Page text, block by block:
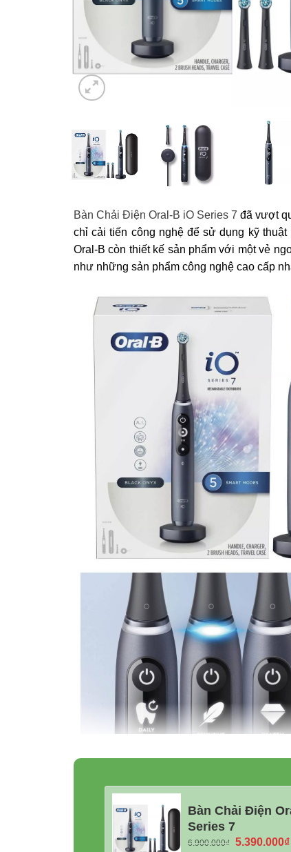
Bàn Chải Điện Oral-B iO Series 7 đã vượt
chỉ cải tiến công nghệ để sử dụng kỹ
Oral-B còn thiết kế sản phẩm với một vẻ
như những sản phẩm công nghệ cao cấp
Bàn Chải Điện
Series 7
6.900.000₫ Giá
5.390.000₫